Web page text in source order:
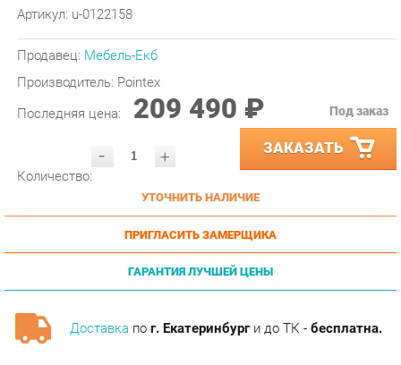
Производитель:Pointex
Последняя цена: 209 490 ₽
- ЗАКАЗАТЬ
УТОЧНИТЬ НАЛИЧИЕ
ПРИГЛАСИТЬ ЗАМЕРЩИКА
ГАРАНТИЯ ЛУЧШЕЙ ЦЕНЫ
Доставкапог. Екатеринбурги до ТК -бесплатна.